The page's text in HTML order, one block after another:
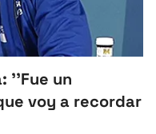
''Fue un
voy a recordar